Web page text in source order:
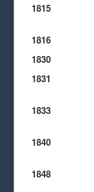
1815
1816
1830
1831
1833
1840
1848